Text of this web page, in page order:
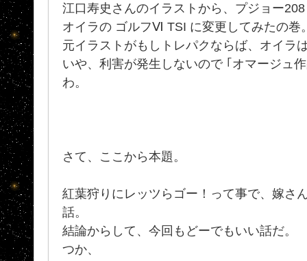
江口寿史さんのイラストから、プジョー
オイラの ゴルフⅥ TSI に変更してみたの巻
元イラストがもしトレパクならば、オイラ
いや、利害が発生しないので ｢オマージュ
わ。
さて、ここから本題。
紅葉狩りにレッツらゴー！って事で、嫁さ
話。
結論からして、今回もどーでもいい話だ。
つか、